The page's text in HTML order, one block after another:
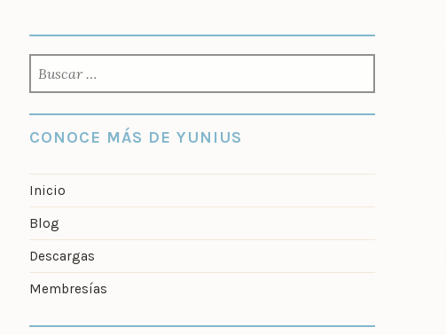
CONOCE MÁS DE YUNIUS
Inicio
Blog
Descargas
Membresías